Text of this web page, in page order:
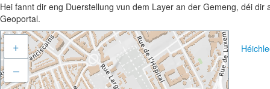
Hei fannt dir eng Duerstellung vun dem Layer an der Gemeng, déi
Geoportal.
+
–